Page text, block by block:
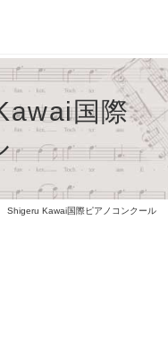
国際
Kawai国際ピアノコンクール